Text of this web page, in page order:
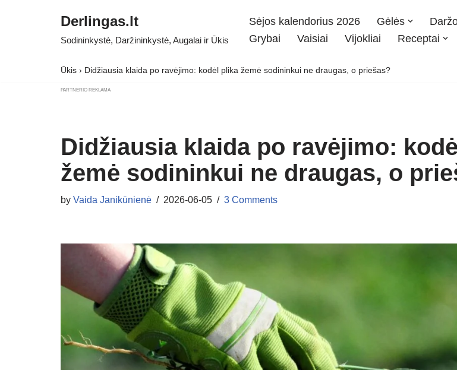
Derlingas.lt
Sodininkystė, Daržininkystė, Augalai ir Ūkis
Sėjos kalendorius 2026 Gėlės
Grybai
Vaisiai Vijokliai Receptai
Ūkis › Didžiausia klaida po ravėjimo: kodėl plika žemė sodininkui ne draugas, o priešas?
PARTNERIO REKLAMA
Didžiausia klaida po ravėjimo:
žemė sodininkui ne draugas, o
by Vaida Janikūnienė 2026-06-05 3 Comments